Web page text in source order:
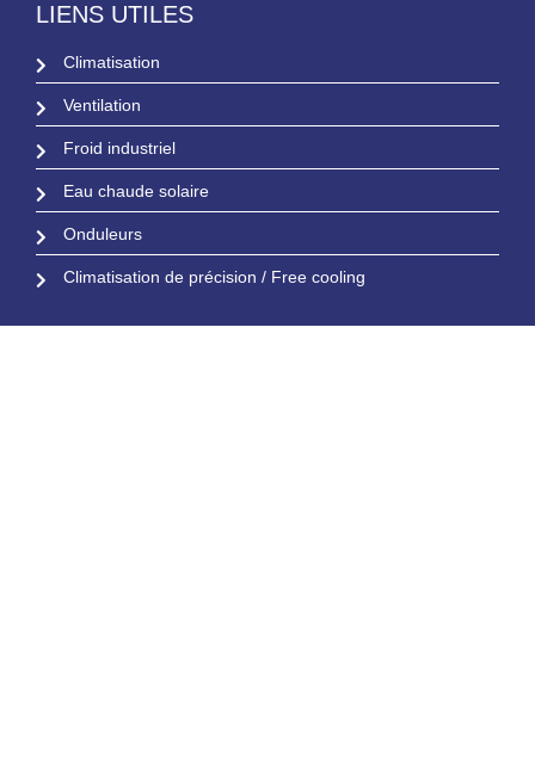
LIENS UTILES
Climatisation
Ventilation
Froid industriel
Eau chaude solaire